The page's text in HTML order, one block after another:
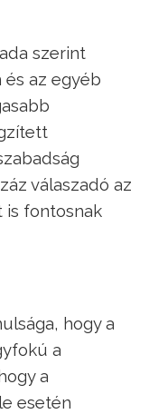
szerint
az egyéb
válaszadó az
fontosnak
hogy a
a
a
esetén